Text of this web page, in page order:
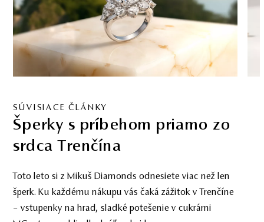
SÚVISIACE ČLÁNKY
Šperky s príbehom priamo zo
srdca Trenčína
Toto leto si z Mikuš Diamonds odnesiete viac než len
šperk. Ku každému nákupu vás čaká zážitok v Trenčíne
– vstupenky na hrad, sladké potešenie v cukrárni